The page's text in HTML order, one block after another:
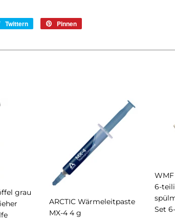
Twittern Pinnen
grau
ARCTIC Wärmeleitpaste
MX-4 4 g
6-
Set